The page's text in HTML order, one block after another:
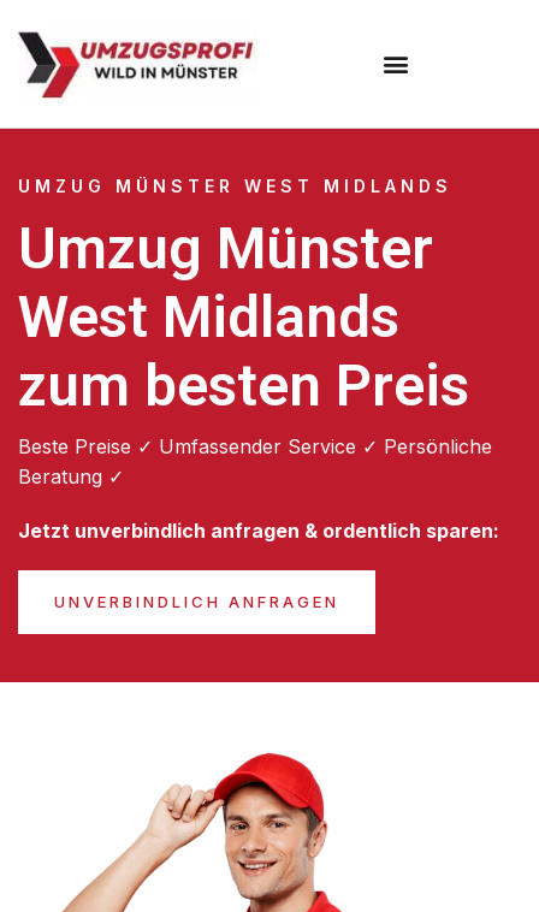
UMZUG MÜNSTER WEST MIDLANDS
Umzug Münster
West Midlands
zum besten Preis
Beste Preise ✓ Umfassender Service ✓ Persönliche
Beratung ✓
Jetzt unverbindlich anfragen & ordentlich sparen:
UNVERBINDLICH ANFRAGEN